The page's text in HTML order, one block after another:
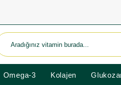
Omega-3 Kolajen